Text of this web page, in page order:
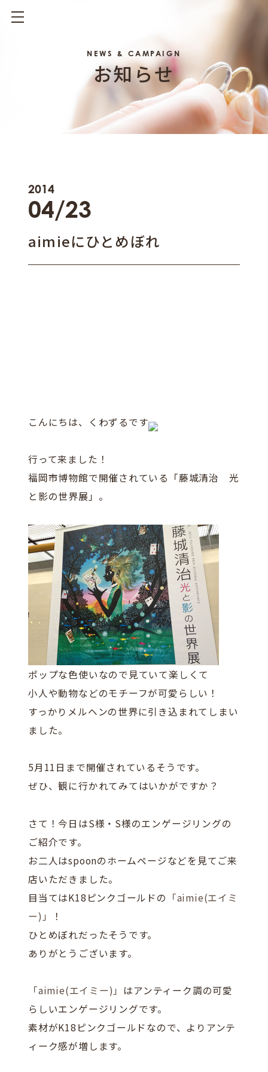
NEWS & CAMPAIGN
お知らせ
aimieにひとめぼれ
2014
04/23
こんにちは、くわずるです
行って来ました！
福岡市博物館で開催されている「藤城清治 光
と影の世界展」。
ポップな色使いなので見ていて楽しくて
小人や動物などのモチーフが可愛らしい！
すっかりメルヘンの世界に引き込まれてしまい
ました。
5月11日まで開催されているそうです。
ぜひ、観に行かれてみてはいかがですか？
さて！今日はS様・S様のエンゲージリングの
ご紹介です。
お二人はspoonのホームページなどを見てご来
店いただきました。
目当てはK18ピンクゴールドの 「aimie(エイミ
ー)」
！
ひとめぼれだったそうです。
ありがとうございます。
「aimie(エイミー)」 はアンティーク調の可愛
らしいエンゲージリングです。
素材がK18ピンクゴールドなので、よりアンテ
ィーク感が増します。